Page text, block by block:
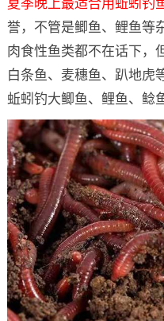
夏季晚上最适合用蚯蚓钓
誉，不管是鲫鱼、鲤鱼等
肉食性鱼类都不在话下，
白条鱼、麦穗鱼、趴地虎
蚯蚓钓大鲫鱼、鲤鱼、鲶